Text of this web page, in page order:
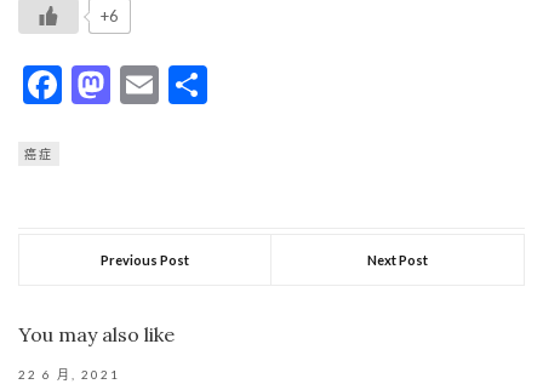
+6
Facebook
Mastodon
Email
癌症
Previous Post Next Post
You may also like
22 6 月, 2021